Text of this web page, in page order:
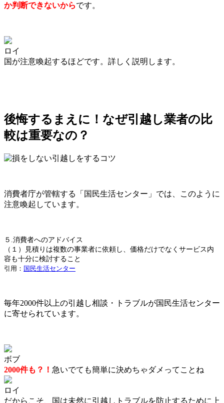
か判断できないからです。
ロイ
国が注意喚起するほどです。詳しく説明します。
後悔するまえに！なぜ引越し業者の比
較は重要なの？
消費者庁が管轄する「国民生活センター」では、このように
注意喚起しています。
５.消費者へのアドバイス
（１）見積りは複数の事業者に依頼し、価格だけでなくサービス内
容も十分に検討すること
引用： 国民生活センター
毎年2000件以上の引越し相談・トラブルが国民生活センター
に寄せられています。
ボブ
2000件も？！ 急いでても簡単に決めちゃダメってことね
ロイ
だからこそ、国は未然に引越しトラブルを防止するために上